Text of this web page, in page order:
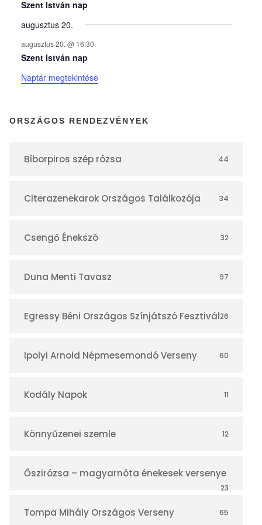
y
e
k
n
a
á
r
Szent István nap
augusztus 20.
augusztus 20. @ 16:30
Szent István nap
Naptár megtekintése
ORSZÁGOS RENDEZVÉNYEK
Bíborpiros szép rózsa 44
Citerazenekarok Országos Találkozója 34
Csengő Énekszó 32
Duna Menti Tavasz 97
Egressy Béni Országos Színjátszó Fesztivál26
Ipolyi Arnold Népmesemondó Verseny 60
Kodály Napok 11
Könnyűzenei szemle 12
Őszirózsa – magyarnóta énekesek versenye
23
Tompa Mihály Országos Verseny 65